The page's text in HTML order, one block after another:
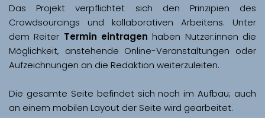
Das Projekt verpflichtet sich den Prinzipien des
Crowdsourcings und kollaborativen Arbeitens. Unter
dem Reiter Termin eintragen haben Nutzer:innen die
Möglichkeit, anstehende Online-Veranstaltungen oder
Aufzeichnungen an die Redaktion weiterzuleiten.
Die gesamte Seite befindet sich noch im Aufbau; auch